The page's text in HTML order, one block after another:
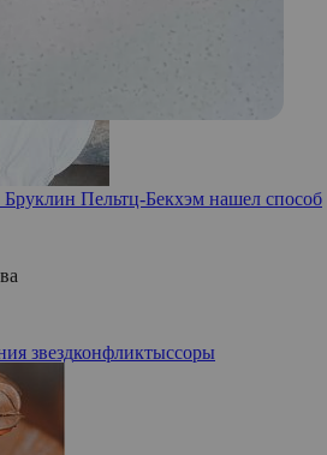
Бруклин Пельтц-Бекхэм нашел способ
звездконфликтыссоры